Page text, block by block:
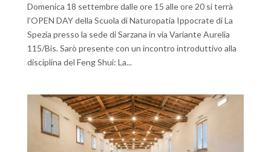
Domenica 18 settembre dalle ore 15 alle ore 20 si terrà
l’OPEN DAY della Scuola di Naturopatia Ippocrate di La
Spezia presso la sede di Sarzana in via Variante Aurelia
115/Bis. Sarò presente con un incontro introduttivo alla
disciplina del Feng Shui: La...